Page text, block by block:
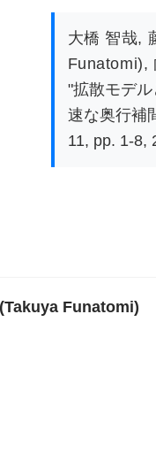
大橋 智哉,
Funatomi),
"拡散モデ
速な奥行補
11, pp. 1-8,
Funatomi)